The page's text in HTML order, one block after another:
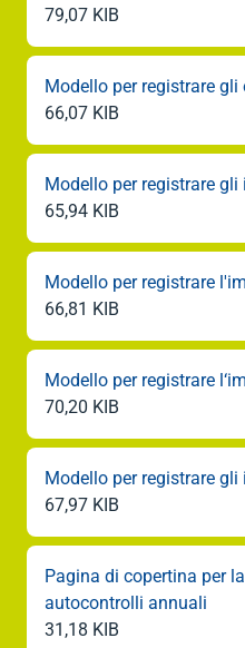
79,07 KIB
Modello per registrare gli
66,07 KIB
Modello per registrare gli
65,94 KIB
Modello per registrare
66,81 KIB
Modello per registrare
70,20 KIB
Modello per registrare
67,97 KIB
Pagina di copertina per
autocontrolli annuali
31,18 KIB